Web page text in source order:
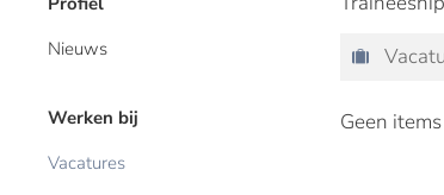
Nieuws
Werken bij
Vacatures
Geen